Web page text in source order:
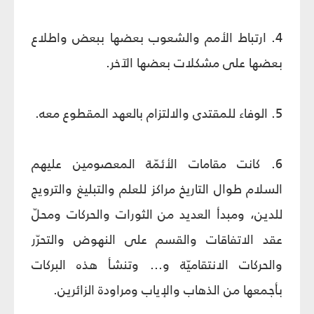
4. ارتباط الأمم والشعوب بعضها ببعض واطلاع
بعضها على مشكلات بعضها الآخر.
5. الوفاء للمقتدى والالتزام بالعهد المقطوع معه.
6. كانت مقامات الأئمّة المعصومين عليهم
السلام طوال التاريخ مراكز للعلم والتبليغ والترويج
للدين، ومبدأ العديد من الثورات والحركات ومحلّ
عقد الاتفاقات والقسم على النهوض والتحرّر
والحركات الانتقاميّة و... وتنشأ هذه البركات
بأجمعها من الذهاب والإياب ومراودة الزائرين.